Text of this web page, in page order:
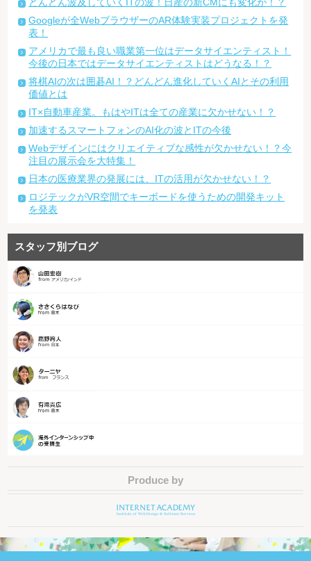
Googleが全WebブラウザーのAR体験実装プロジェクトを発
表！
アメリカで最も良い職業第一位はデータサイエンティスト！
今後の日本ではデータサイエンティストはどうなる！？
将棋AIの次は囲碁AI！？どんどん進化していくAIとその利用
価値とは
IT×自動車産業。もはやITは全ての産業に欠かせない！？
加速するスマートフォンのAI化の波とITの今後
Webデザインにはクリエイティブな感性が欠かせない！？今
注目の展示会を大特集！
日本の医療業界の発展には、ITの活用が欠かせない！？
ロジテックがVR空間でキーボードを使うための開発キット
を発表
スタッフ別ブログ
Produce by